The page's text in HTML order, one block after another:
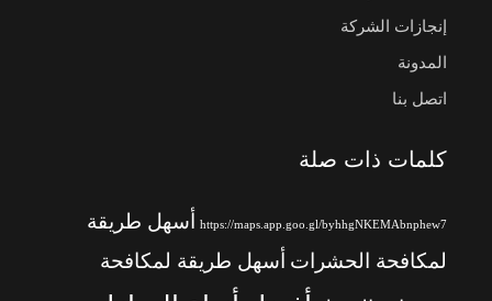
إنجازات الشركة
المدونة
اتصل بنا
كلمات ذات صلة
https://maps.app.goo.gl/byhhgNKEMAbnphew7
أسهل طريقة
لمكافحة الحشرات أسهل طريقة لمكافحة